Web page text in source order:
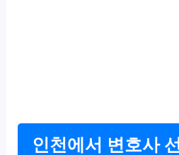
인천에서 변호사